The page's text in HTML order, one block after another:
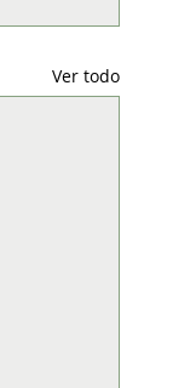
Ver todo